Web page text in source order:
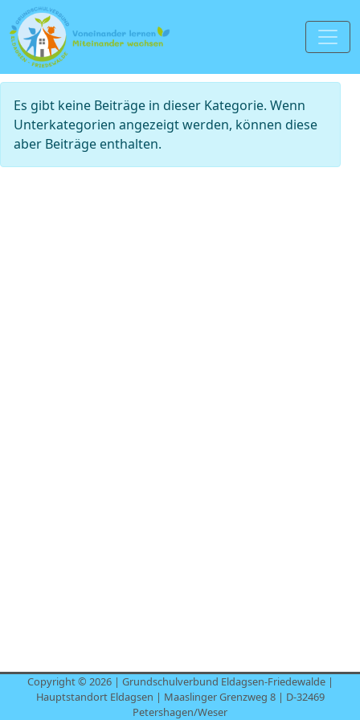
Information
Es gibt keine Beiträge in dieser Kategorie. Wenn
Unterkategorien angezeigt werden, können diese
aber Beiträge enthalten.
Copyright © 2026 | Grundschulverbund Eldagsen-Friedewalde |
Hauptstandort Eldagsen | Maaslinger Grenzweg 8 | D-32469
Petershagen/Weser